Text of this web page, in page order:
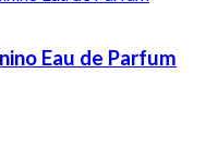
Eau de Parfum